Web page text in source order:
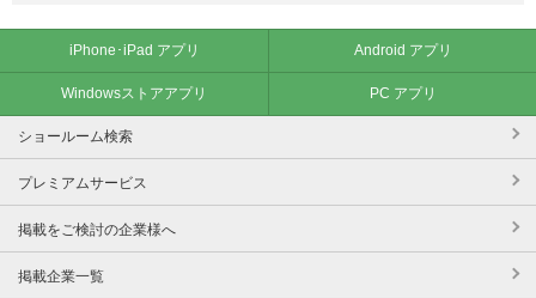
iPhone･iPad アプリ Android アプリ
Windowsストアアプリ PC アプリ
ショールーム検索
プレミアムサービス
掲載をご検討の企業様へ
掲載企業一覧